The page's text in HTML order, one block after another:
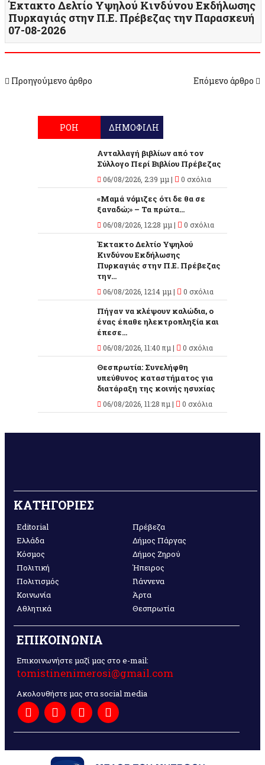
Έκτακτο Δελτίο Υψηλού Κινδύνου Εκδήλωσης
Πυρκαγιάς στην Π.Ε. Πρέβεζας την Παρασκευή
07-08-2026
Προηγούμενο άρθρο Επόμενο άρθρο
ΡΟΗ ΔΗΜΟΦΙΛΗ
Ανταλλαγή βιβλίων από τον
Σύλλογο Περί Βιβλίου Πρέβεζας
06/08/2026, 2:39 μμ | 0 σχόλια
«Μαμά νόμιζες ότι δε θα σε
ξαναδώ;» – Τα πρώτα...
06/08/2026, 12:28 μμ | 0 σχόλια
Έκτακτο Δελτίο Υψηλού
Κινδύνου Εκδήλωσης
Πυρκαγιάς στην Π.Ε. Πρέβεζας
την...
06/08/2026, 12:14 μμ | 0 σχόλια
Πήγαν να κλέψουν καλώδια, ο
ένας έπαθε ηλεκτροπληξία και
έπεσε...
06/08/2026, 11:40 πμ | 0 σχόλια
Θεσπρωτία: Συνελήφθη
υπεύθυνος καταστήματος για
διατάραξη της κοινής ησυχίας
06/08/2026, 11:28 πμ | 0 σχόλια
ΚΑΤΗΓΟΡΙΕΣ
Editorial
Ελλάδα
Κόσμος
Πολιτική
Πολιτισμός
Κοινωνία
Αθλητικά
Πρέβεζα
Δήμος Πάργας
Δήμος Ζηρού
Ήπειρος
Γιάννενα
Άρτα
Θεσπρωτία
ΕΠΙΚΟΙΝΩΝΙΑ
Επικοινωνήστε μαζί μας στο e-mail:
tomistinenimerosi@gmail.com
Ακολουθήστε μας στα social media